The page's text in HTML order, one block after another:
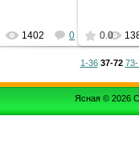
1402 0 0.0
1-36 37-72
Ясная © 2026